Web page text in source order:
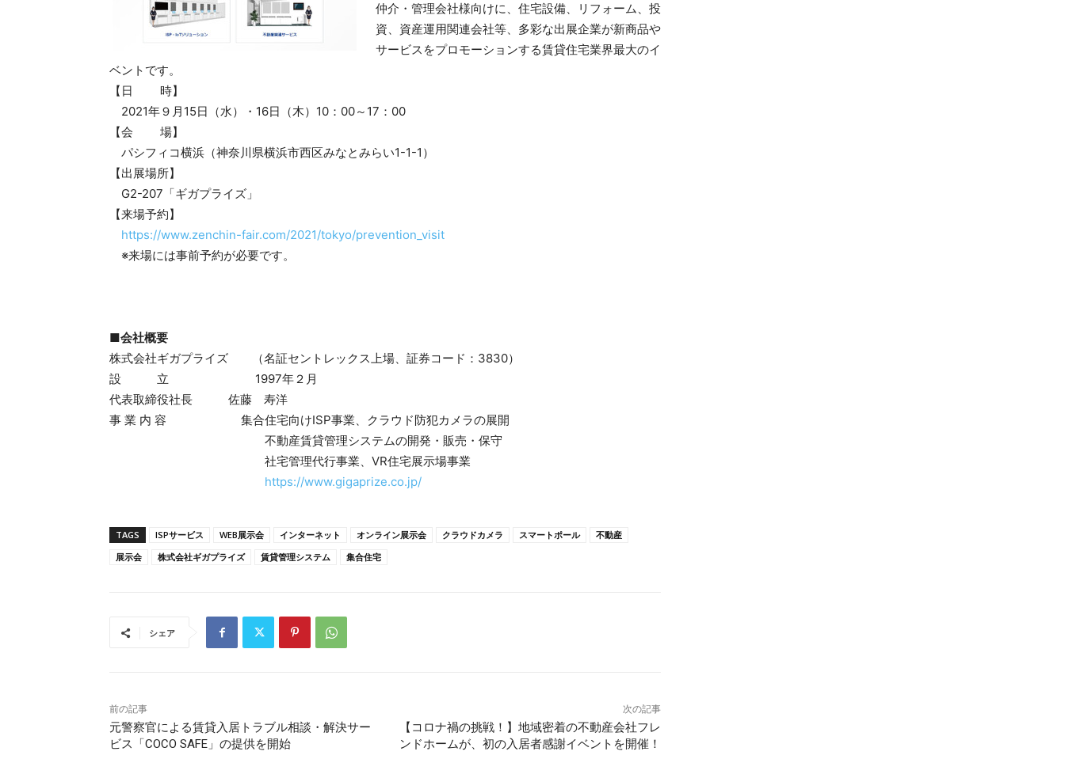
仲介・管理会社様向けに、住宅設備、リフォーム、投
資、資産運用関連会社等、多彩な出展企業が新商品や
サービスをプロモーションする賃貸住宅業界最大のイ
ベントです。
【日 時】
2021年９月15日（水）・16日（木）10：00～17：00
【会 場】
パシフィコ横浜（神奈川県横浜市西区みなとみらい1-1-1）
【出展場所】
G2-207「ギガプライズ」
【来場予約】
https://www.zenchin-fair.com/2021/tokyo/prevention_visit
※来場には事前予約が必要です。
■会社概要
株式会社ギガプライズ （名証セントレックス上場、証券コード：3830）
設 立 1997年２月
代表取締役社長 佐藤 寿洋
事 業 内 容 集合住宅向けISP事業、クラウド防犯カメラの展開
不動産賃貸管理システムの開発・販売・保守
社宅管理代行事業、VR住宅展示場事業
https://www.gigaprize.co.jp/
TAGS ISPサービス WEB展示会 インターネット オンライン展示会 クラウドカメラ スマートポール
不動産
展示会
株式会社ギガプライズ 賃貸管理システム 集合住宅
シェア
前の記事
元警察官による賃貸入居トラブル相談・解決サー
ビス「COCO SAFE」の提供を開始
次の記事
【コロナ禍の挑戦！】地域密着の不動産会社フレ
ンドホームが、初の入居者感謝イベントを開催！